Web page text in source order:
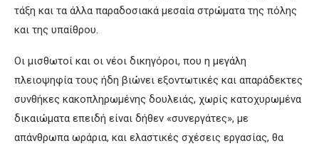
τάξη και τα άλλα παραδοσιακά μεσαία στρώματα της πόλης
και της υπαίθρου.
Οι μισθωτοί και οι νέοι δικηγόροι, που η μεγάλη
πλειοψηφία τους ήδη βιώνει εξοντωτικές και απαράδεκτες
συνθήκες κακοπληρωμένης δουλειάς, χωρίς κατοχυρωμένα
δικαιώματα επειδή είναι δήθεν «συνεργάτες», με
απάνθρωπα ωράρια, και ελαστικές σχέσεις εργασίας, θα